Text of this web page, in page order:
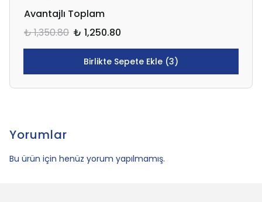
Avantajlı Toplam
₺ 1,350.80 ₺ 1,250.80
Birlikte Sepete Ekle (3)
Yorumlar
Bu ürün için henüz yorum yapılmamış.